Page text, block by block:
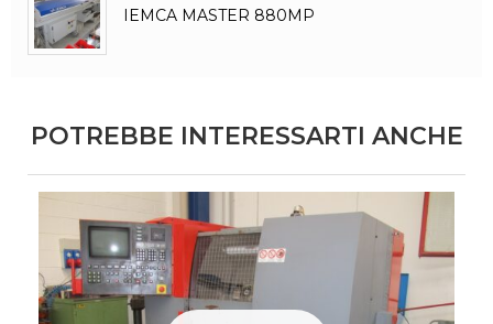
IEMCA MASTER 880MP
POTREBBE INTERESSARTI ANCHE